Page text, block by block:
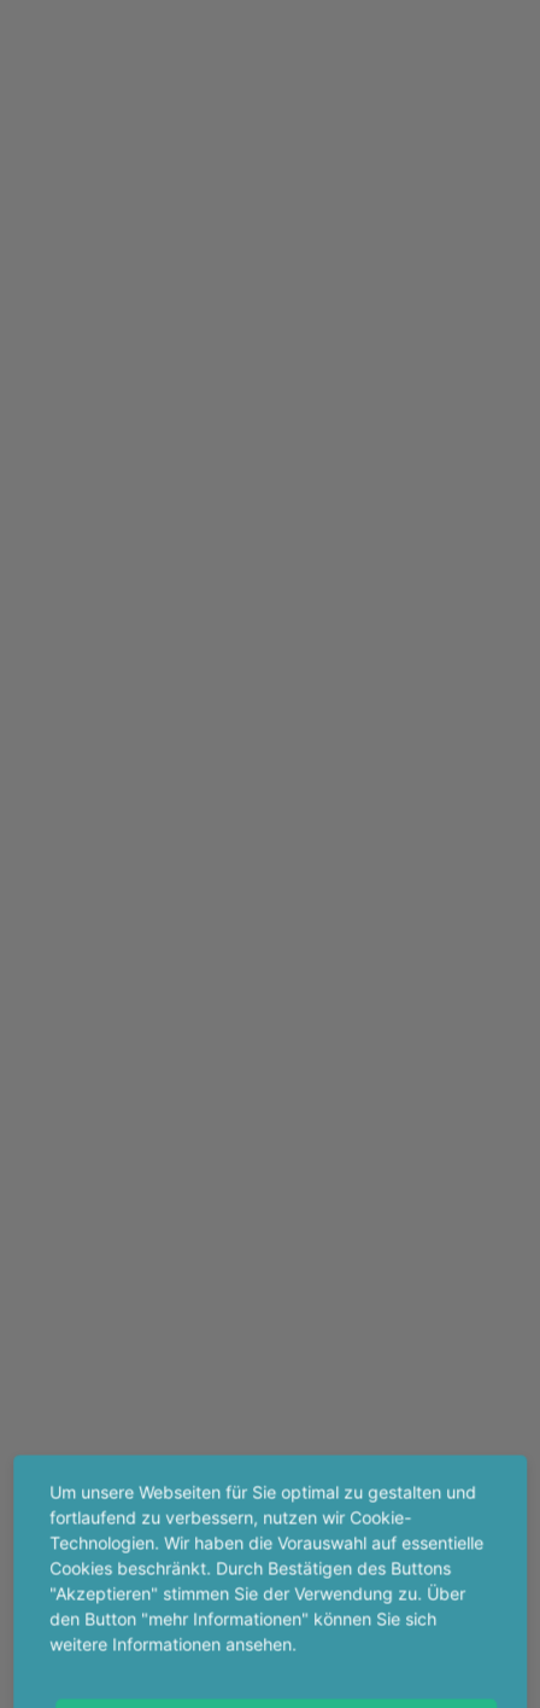
Um unsere Webseiten für Sie optimal zu gestalten und
fortlaufend zu verbessern, nutzen wir Cookie-
Technologien. Wir haben die Vorauswahl auf essentielle
Cookies beschränkt. Durch Bestätigen des Buttons
"Akzeptieren" stimmen Sie der Verwendung zu. Über
den Button "mehr Informationen" können Sie sich
weitere Informationen ansehen.